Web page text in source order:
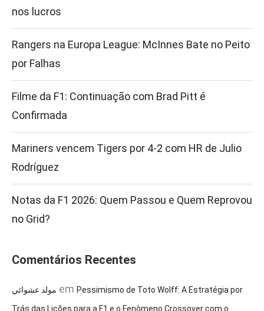
nos lucros
Rangers na Europa League: McInnes Bate no Peito
por Falhas
Filme da F1: Continuação com Brad Pitt é
Confirmada
Mariners vencem Tigers por 4-2 com HR de Julio
Rodríguez
Notas da F1 2026: Quem Passou e Quem Reprovou
no Grid?
Comentários Recentes
مولد عشوائي em Pessimismo de Toto Wolff: A Estratégia por
Trás das Lições para a F1 e o Fenômeno Crossover com o